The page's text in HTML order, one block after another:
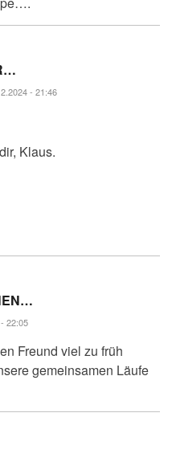
- 21:46
Klaus.
22:05
Freund viel zu früh
gemeinsamen Läufe